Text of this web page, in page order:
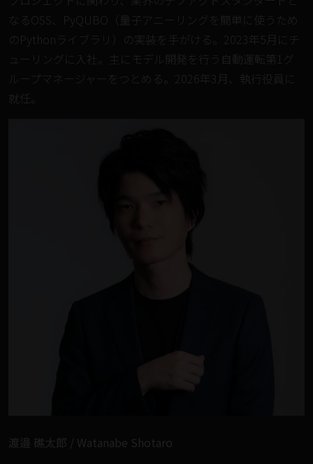
なるOSS、PyQUBO（量子アニーリングを簡単に使うため
のPythonライブラリ）の実装を手がける。2023年5月にチ
ューリングに入社。主にモデル開発を行う自動運転第1グ
ループマネージャーをつとめる。2026年3月、執行役員に
就任。
渡邉 礁太郎 / Watanabe Shotaro